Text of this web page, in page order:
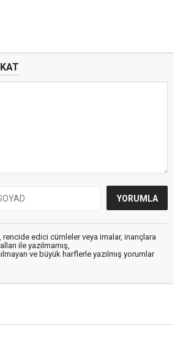
rencide edici cümleler veya imalar, inançlara
ile yazılmamış,
ve büyük harflerle yazılmış yorumlar